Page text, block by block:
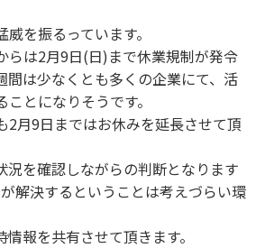
を振るっています。
らは2月9日(日)まで休業規制が発令
間は少なくとも多くの企業にて、活
とになりそうです。
2月9日まではお休みを延長させて頂
況を確認しながらの判断となります
解決するということは考えづらい環
報を共有させて頂きます。